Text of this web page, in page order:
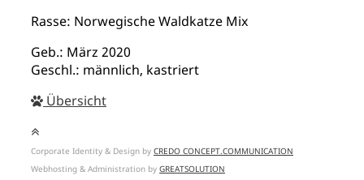
Rasse: Norwegische Waldkatze Mix
Geb.: März 2020
Geschl.: männlich, kastriert
Übersicht
Corporate Identity & Design by CREDO CONCEPT.COMMUNICATION
Webhosting & Administration by GREATSOLUTION